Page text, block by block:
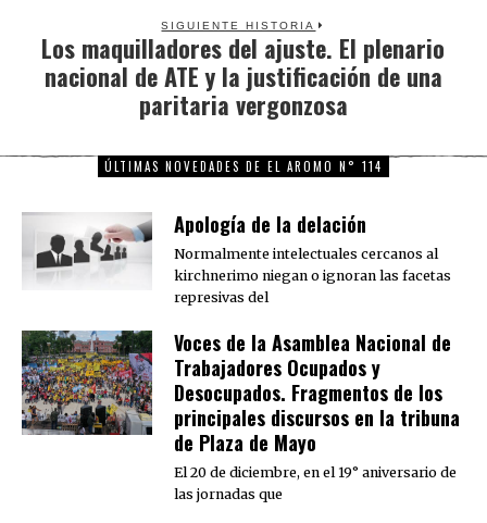
SIGUIENTE HISTORIA
Next
post:
Los maquilladores del ajuste. El plenario
nacional de ATE y la justificación de una
paritaria vergonzosa
ÚLTIMAS NOVEDADES DE EL AROMO N° 114
Apología de la delación
Normalmente intelectuales cercanos al
kirchnerimo niegan o ignoran las facetas
represivas del
Voces de la Asamblea Nacional de
Trabajadores Ocupados y
Desocupados. Fragmentos de los
principales discursos en la tribuna
de Plaza de Mayo
El 20 de diciembre, en el 19° aniversario de
las jornadas que